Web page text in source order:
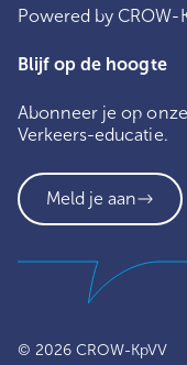
Powered by CROW-
Blijf op de hoogte
Abonneer je op
Verkeers-educatie.
Meld je aan
© 2026 CROW-KpVV